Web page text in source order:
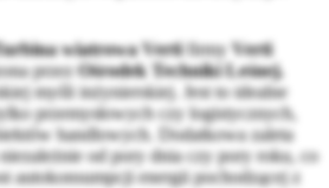
wiatrowa Vertifirmy Verti
przezOśrodek Techniki Leśnej.
myśli inżynierskiej. Jest to idealne
przemysłowych czy logistycznych,
handlowych. Dodatkowa zaleta
od pory dnia czy pory roku, co
autokonsumpcji energii pochodzącej z